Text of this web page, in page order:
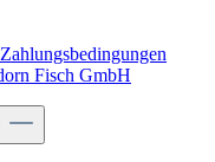
Fisch GmbH